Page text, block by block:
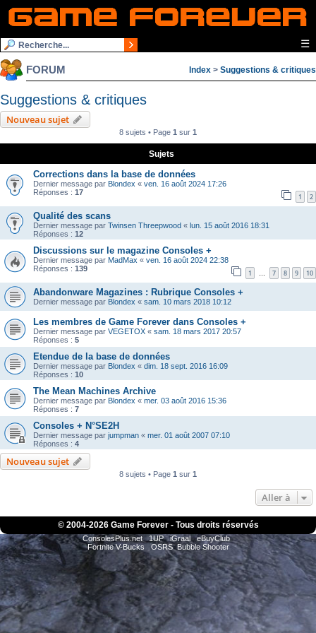
☰
FORUM Index > Suggestions & critiques
Suggestions & critiques
Nouveau sujet
8 sujets • Page 1 sur 1
Sujets
Corrections dans la base de données
Dernier message par Blondex « ven. 16 août 2024 17:26
Réponses : 17 1 2
Qualité des scans
Dernier message par Twinsen Threepwood « lun. 15 août 2016 18:31
Réponses : 12
Discussions sur le magazine Consoles +
Dernier message par MadMax « ven. 16 août 2024 22:38
Réponses : 139 1 … 7 8 9 10
Abandonware Magazines : Rubrique Consoles +
Dernier message par Blondex « sam. 10 mars 2018 10:12
Les membres de Game Forever dans Consoles +
Dernier message par VEGETOX « sam. 18 mars 2017 20:57
Réponses : 5
Etendue de la base de données
Dernier message par Blondex « dim. 18 sept. 2016 16:09
Réponses : 10
The Mean Machines Archive
Dernier message par Blondex « mer. 03 août 2016 15:36
Réponses : 7
Consoles + N°SE2H
Dernier message par jumpman « mer. 01 août 2007 07:10
Réponses : 4
Nouveau sujet
8 sujets • Page 1 sur 1
Aller à
© 2004-2026 Game Forever - Tous droits réservés
ConsolesPlus.net 1UP iGraal
eBuyClub
Fortnite V-Bucks
OSRS Bubble Shooter